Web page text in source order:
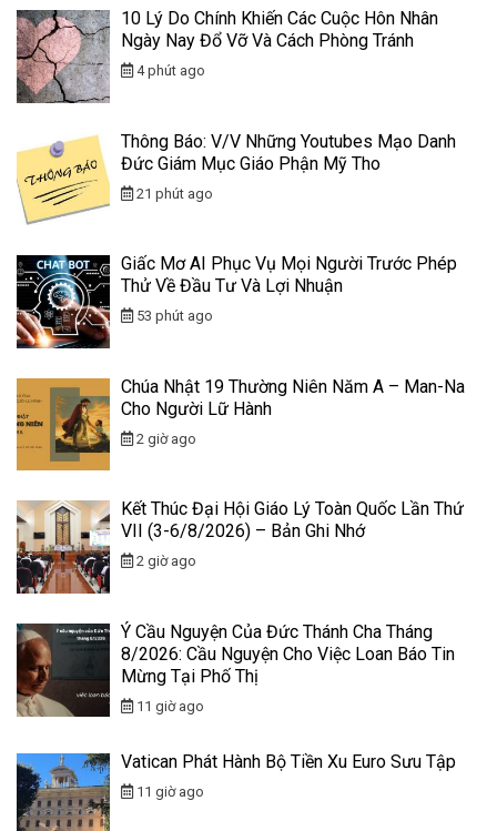
10 Lý Do Chính Khiến Các Cuộc Hôn Nhân
Ngày Nay Đổ Vỡ Và Cách Phòng Tránh
4 phút ago
Thông Báo: V/v Những Youtubes Mạo Danh
Đức Giám Mục Giáo Phận Mỹ Tho
21 phút ago
Giấc Mơ AI Phục Vụ Mọi Người Trước Phép
Thử Về Đầu Tư Và Lợi Nhuận
53 phút ago
Chúa Nhật 19 Thường Niên Năm A – Man-Na
Cho Người Lữ Hành
2 giờ ago
Kết Thúc Đại Hội Giáo Lý Toàn Quốc Lần Thứ
VII (3-6/8/2026) – Bản Ghi Nhớ
2 giờ ago
Ý Cầu Nguyện Của Đức Thánh Cha Tháng
8/2026: Cầu Nguyện Cho Việc Loan Báo Tin
Mừng Tại Phố Thị
11 giờ ago
Vatican Phát Hành Bộ Tiền Xu Euro Sưu Tập
11 giờ ago